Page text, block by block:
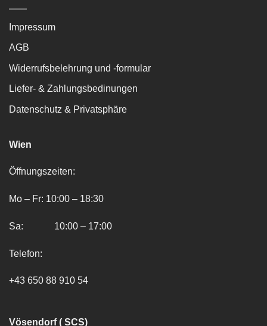
Impressum
AGB
Widerrufsbelehrung und -formular
Liefer- & Zahlungsbedinungen
Datenschutz & Privatsphäre
Wien
Öffnungszeiten:
Mo – Fr: 10:00 – 18:30
Sa: 10:00 – 17:00
Telefon:
+43 650 88 910 54
Vösendorf ( SCS)